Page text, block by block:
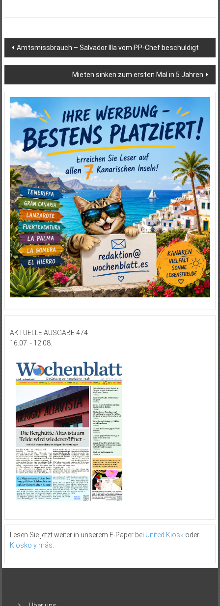
Beitragsnavigation
Amtsmissbrauch – Salvador Illa vom PP-Chef beschuldigt
Mieten sinken zum ersten Mal in 5 Jahren
AKTUELLE AUSGABE 474
16.07. - 12.08.
Lesen Sie jetzt weiter in unserem E-Paper bei United Kioskoder
Kiosko y más